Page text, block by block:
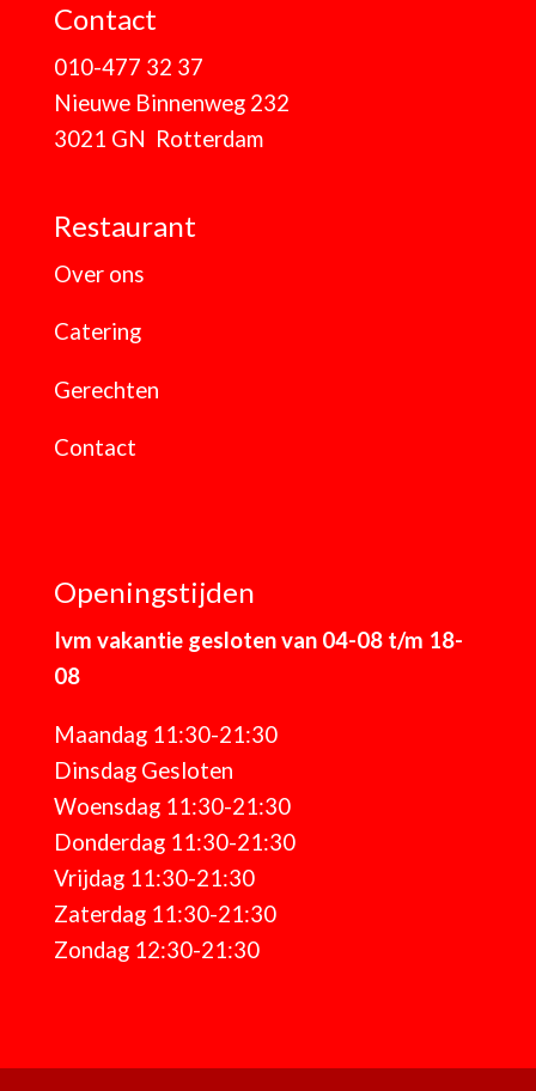
Contact
010-477 32 37
Nieuwe Binnenweg 232
3021 GN Rotterdam
Restaurant
Over ons
Catering
Gerechten
Contact
Openingstijden
Ivm vakantie gesloten van 04-08 t/m 18-
08
Maandag 11:30-21:30
Dinsdag Gesloten
Woensdag 11:30-21:30
Donderdag 11:30-21:30
Vrijdag 11:30-21:30
Zaterdag 11:30-21:30
Zondag 12:30-21:30